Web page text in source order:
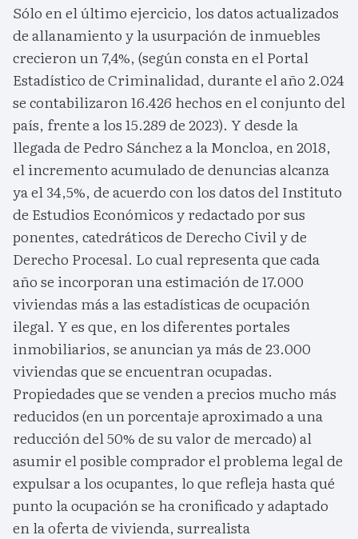
Sólo en el último ejercicio, los datos actualizados
de allanamiento y la usurpación de inmuebles
crecieron un 7,4%, (según consta en el Portal
Estadístico de Criminalidad, durante el año 2.024
se contabilizaron 16.426 hechos en el conjunto del
país, frente a los 15.289 de 2023). Y desde la
llegada de Pedro Sánchez a la Moncloa, en 2018,
el incremento acumulado de denuncias alcanza
ya el 34,5%, de acuerdo con los datos del Instituto
de Estudios Económicos y redactado por sus
ponentes, catedráticos de Derecho Civil y de
Derecho Procesal. Lo cual representa que cada
año se incorporan una estimación de 17.000
viviendas más a las estadísticas de ocupación
ilegal. Y es que, en los diferentes portales
inmobiliarios, se anuncian ya más de 23.000
viviendas que se encuentran ocupadas.
Propiedades que se venden a precios mucho más
reducidos (en un porcentaje aproximado a una
reducción del 50% de su valor de mercado) al
asumir el posible comprador el problema legal de
expulsar a los ocupantes, lo que refleja hasta qué
punto la ocupación se ha cronificado y adaptado
en la oferta de vivienda, surrealista